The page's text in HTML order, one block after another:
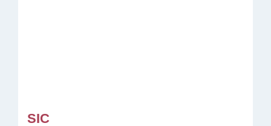
SIC